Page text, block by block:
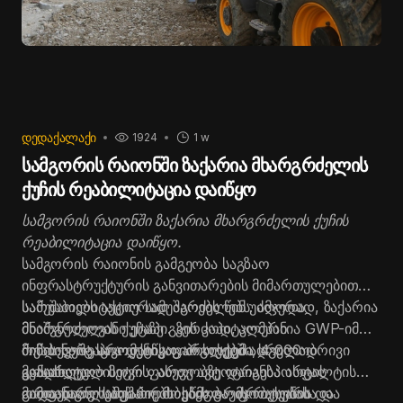
ᲓᲔᲓᲐᲥᲐᲚᲐᲥᲘ 1 w
1924
სამგორის რაიონში ზაქარია მხარგრძელის
ქუჩის რეაბილიტაცია დაიწყო
სამგორის რაიონში ზაქარია მხარგრძელის ქუჩის
რეაბილიტაცია დაიწყო.
სამგორის რაიონის გამგეობა საგზაო
ინფრასტრუქტურის განვითარების მიმართულებით
სამუშაოებს აქტიურად აგრძელებს. ამჯერად, ზაქარია
მხარგრძელის ქუჩაზე გზის კაპიტალური
რეაბილიტაცია დაიწყო. პროექტი ადგილობრივი
მოსახლეობისთვის, ასევე ავტოტრანსპორტის
გადაადგილების პირობების გაუმჯობესებასა და
სარეაბილიტაციო სამუშაოებს წინ უძღოდა
მნიშვნელოვანი ეტაპი. კერძოდ, კომპანია GWP-იმ
მიწისქვეშა საკომუნიკაციო სისტემა სრულად
განაახლა.
მიმდინარე პროექტის ფარგლებში, 4 000
კვადრატულ მეტრ ფართობზე დაიგება ასფალტის
ორფენიანი საფარი, მოეწყობა ტროტუარი და
მიმდინარე სამუშაოებს სამგორის რაიონის